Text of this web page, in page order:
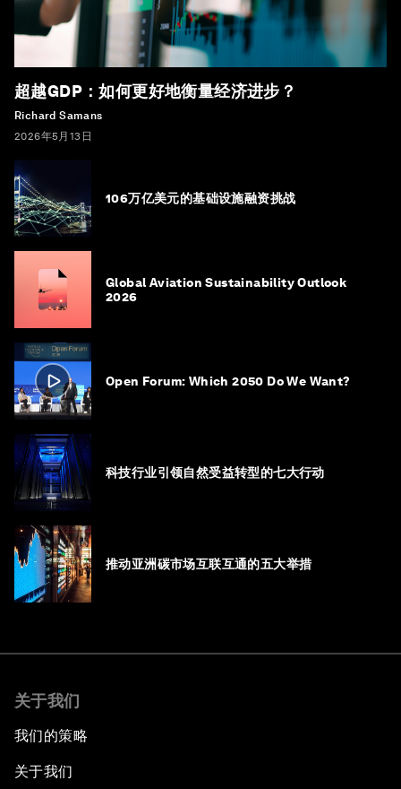
超越GDP：如何更好地衡量经济进步？
Richard Samans
2026年5月13日
106万亿美元的基础设施融资挑战
Global Aviation Sustainability Outlook
2026
Open Forum: Which 2050 Do We Want?
科技行业引领自然受益转型的七大行动
推动亚洲碳市场互联互通的五大举措
关于我们
我们的策略
关于我们